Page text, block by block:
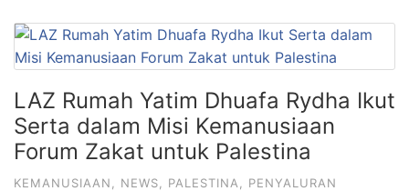
LAZ Rumah Yatim Dhuafa Rydha Ikut
Serta dalam Misi Kemanusiaan
Forum Zakat untuk Palestina
KEMANUSIAAN NEWS PALESTINA
PENYALURAN